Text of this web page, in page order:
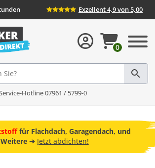
Exzellent 4,9 von 5,00
Hotline 07961 / 5799-0
0
für Flachdach, Garagendach, und
Weitere ➔ Jetzt abdichten!